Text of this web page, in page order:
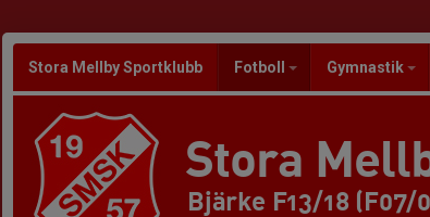
Stora Mellby Sportklubb Fotboll Gymnastik
Stora
Bjärke F13/18 (F07/